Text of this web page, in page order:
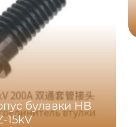
булавки HB
15kV